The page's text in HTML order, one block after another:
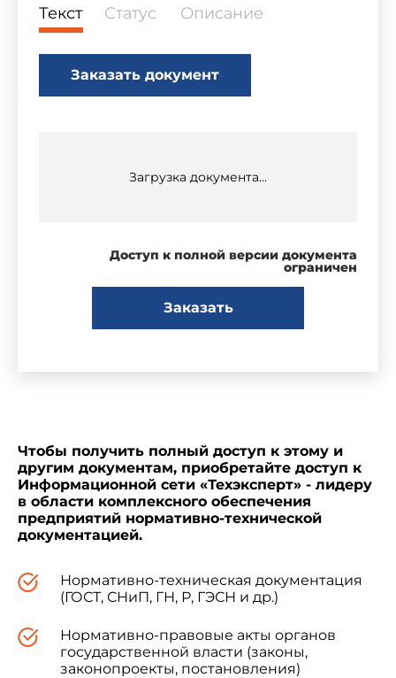
Текст Статус Описание
Заказать документ
Загрузка документа...
Доступ к полной версии документа
ограничен
Заказать
Чтобы получить полный доступ к этому и
другим документам, приобретайте доступ к
Информационной сети «Техэксперт» - лидеру
в области комплексного обеспечения
предприятий нормативно-технической
документацией.
Нормативно-техническая документация
(ГОСТ, СНиП, ГН, Р, ГЭСН и др.)
Нормативно-правовые акты органов
государственной власти (законы,
законопроекты, постановления)